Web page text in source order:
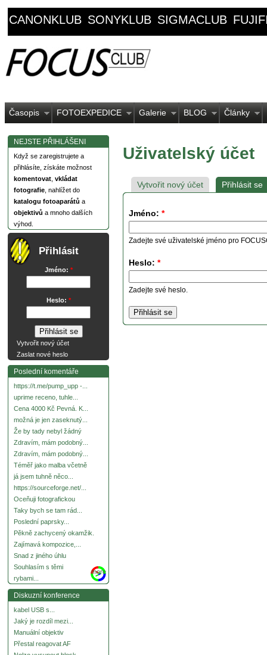
CANONKLUB SONYKLUB SIGMACLUB
Časopis FOTOEXPEDICE Galerie BLOG Články
NEJSTE PŘIHLÁŠENI
Když se zaregistrujete a
přihlásíte, získáte možnost
komentovat vkládat
fotografie , nahlížet do
katalogu fotoaparátů a
objektivů a mnoho dalších
výhod.
Přihlásit
Jméno: *
Heslo: *
Vytvořit nový účet
Zaslat nové heslo
Poslední komentáře
https://t.me/pump_upp -...
uprime receno, tuhle...
Cena 4000 Kč Pevná. K...
možná je jen zaseknutý...
Že by tady nebyl žádný
Zdravím, mám podobný...
Zdravím, mám podobný...
Téměř jako malba včetně
já jsem tuhně něco...
https://sourceforge.net/...
Oceňuji fotografickou
Taky bych se tam rád...
Poslední paprsky...
Pěkně zachycený okamžik.
Zajímavá kompozice,...
Snad z jiného úhlu
Souhlasím s těmi
rybami...
more
Diskuzní konference
kabel USB s...
Jaký je rozdíl mezi...
Manuální objektiv
Přestal reagovat AF
Uživatelský účet
Vytvořit nový účet Přihlásit se
Jméno: *
Zadejte své uživatelské jméno pro
Heslo: *
Zadejte své heslo.